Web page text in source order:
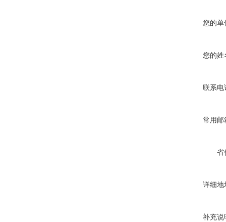
您的单
您的姓
联系电
常用邮
省
详细地
补充说